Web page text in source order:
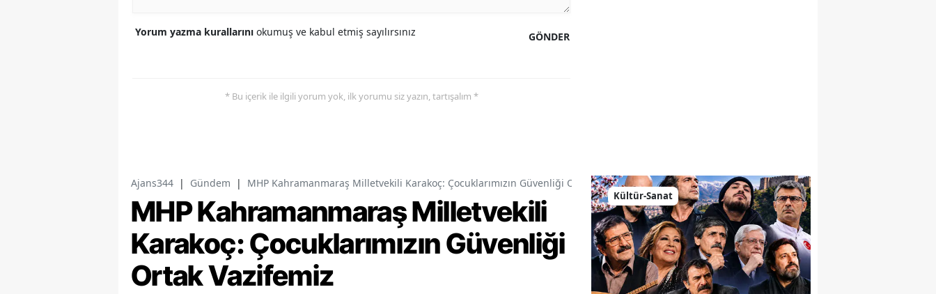
GÖNDER
Yorum yazma kurallarını okumuş ve kabul etmiş sayılırsınız
* Bu içerik ile ilgili yorum yok, ilk yorumu siz yazın, tartışalım *
Ajans344 | Gündem | MHP Kahramanmaraş Milletvekili Karakoç: Çocuklarımızın Güvenliği Ortak Vazifemiz
MHP Kahramanmaraş Milletvekili
Karakoç: Çocuklarımızın Güvenliği
Ortak Vazifemiz
Kültür-Sanat